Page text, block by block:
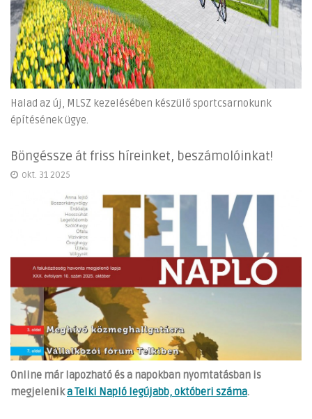
Halad az új, MLSZ kezelésében készülő sportcsarnokunk
építésének ügye.
Böngéssze át friss híreinket, beszámolóinkat!
okt. 31 2025
Online már lapozható és a napokban nyomtatásban is
megjelenika Telki Napló legújabb, októberi száma.